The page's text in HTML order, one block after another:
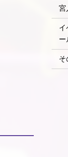
宮
イ
ー
そ